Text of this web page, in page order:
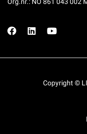
Org.nr.: NO 861 043 002
Copyright ©